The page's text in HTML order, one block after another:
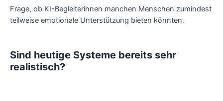
Frage, ob KI-Begleiterinnen manchen Menschen zumindest
teilweise emotionale Unterstützung bieten könnten.
Sind heutige Systeme bereits sehr
realistisch?